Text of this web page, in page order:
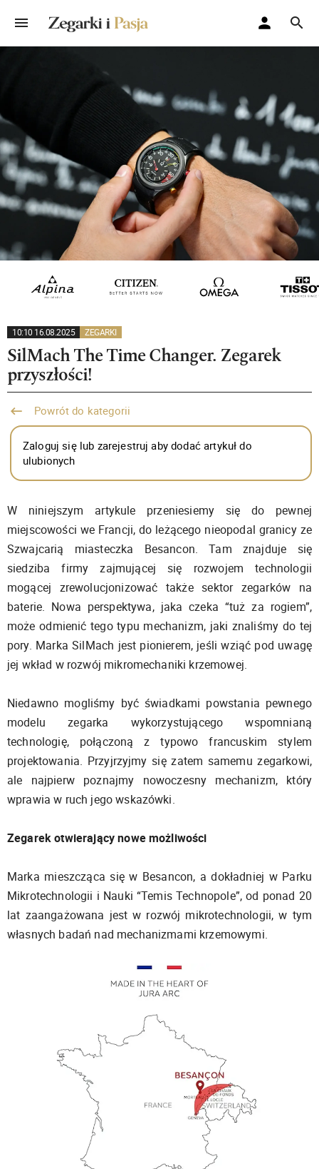
10:10 16.08.2025 ZEGARKI
SilMach The Time Changer. Zegarek
przyszłości!
Powrót do kategorii
Zaloguj się lub zarejestruj aby dodać artykuł do
ulubionych
W niniejszym artykule przeniesiemy się do pewnej
miejscowości we Francji, do leżącego nieopodal granicy ze
Szwajcarią miasteczka Besancon. Tam znajduje się
siedziba firmy zajmującej się rozwojem technologii
mogącej zrewolucjonizować także sektor zegarków na
baterie. Nowa perspektywa, jaka czeka “tuż za rogiem”,
może odmienić tego typu mechanizm, jaki znaliśmy do tej
pory. Marka SilMach jest pionierem, jeśli wziąć pod uwagę
jej wkład w rozwój mikromechaniki krzemowej.
Niedawno mogliśmy być świadkami powstania pewnego
modelu zegarka wykorzystującego wspomnianą
technologię, połączoną z typowo francuskim stylem
projektowania. Przyjrzyjmy się zatem samemu zegarkowi,
ale najpierw poznajmy nowoczesny mechanizm, który
wprawia w ruch jego wskazówki.
Zegarek otwierający nowe możliwości
Marka mieszcząca się w Besancon, a dokładniej w Parku
Mikrotechnologii i Nauki “Temis Technopole”, od ponad 20
lat zaangażowana jest w rozwój mikrotechnologii, w tym
własnych badań nad mechanizmami krzemowymi.